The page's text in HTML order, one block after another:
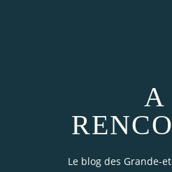
A
Le blog des Grande-